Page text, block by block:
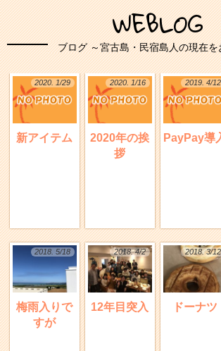
WEBLOG
ブログ ～宮古島・民宿島人の現在を
2020. 1/29
新アイテム
2020. 1/16
2020年の挨
拶
2019. 4/12
PayPay導
2018. 5/18
梅雨入りで
すが
2018. 4/2
12年目突入
2018. 3/12
ドーナツ